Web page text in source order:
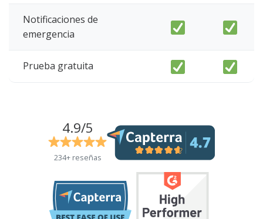
Notificaciones de
emergencia
Prueba gratuita
4.9/5
234+ reseñas